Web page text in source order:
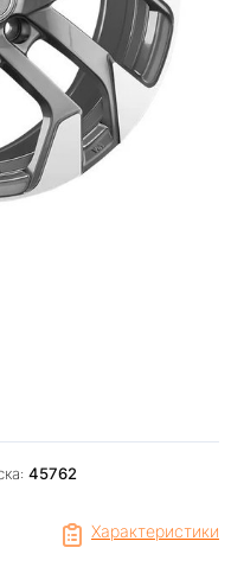
45762
Характеристики